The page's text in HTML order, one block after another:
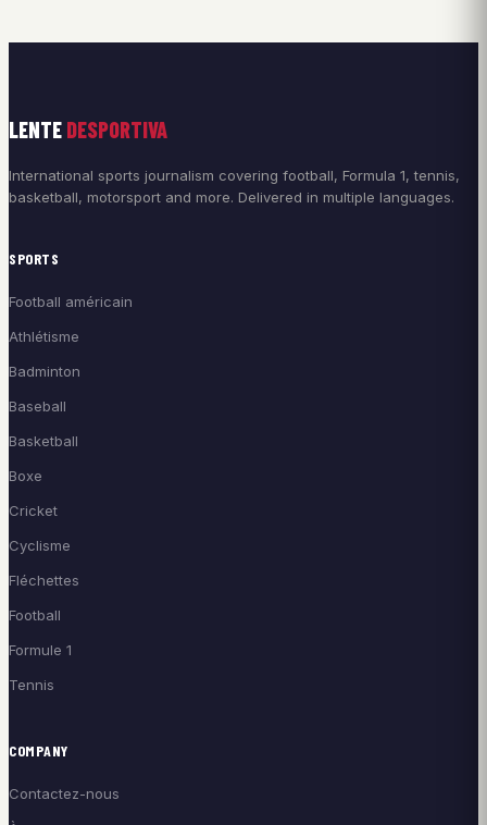
LENTE DESPORTIVA
International sports journalism covering football, Formula 1, tennis,
basketball, motorsport and more. Delivered in multiple languages.
SPORTS
Football américain
Athlétisme
Badminton
Baseball
Basketball
Boxe
Cricket
Cyclisme
Fléchettes
Football
Formule 1
Tennis
COMPANY
Contactez-nous